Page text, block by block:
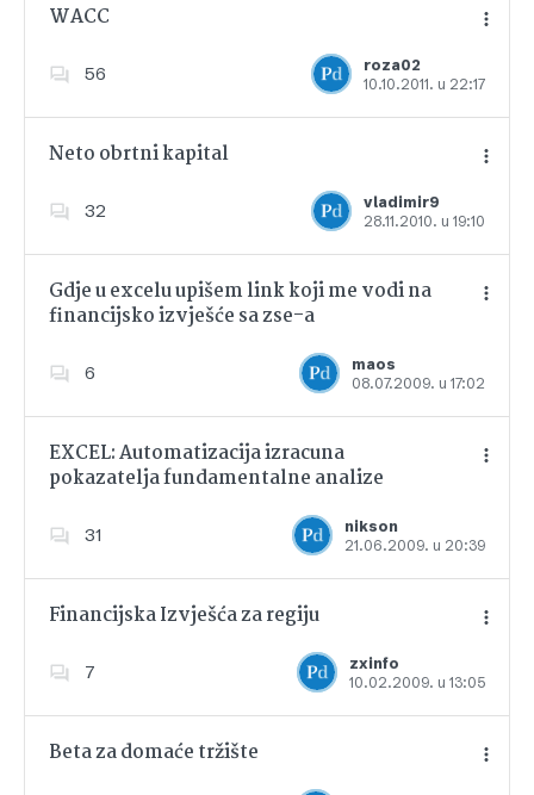
WACC
56
roza02
10.10.2011. u 22:17
Dodajte u favorite
Neto obrtni kapital
32
vladimir9
28.11.2010. u 19:10
Dodajte u favorite
Gdje u excelu upišem link koji me vodi na
financijsko izvješće sa zse-a
6
maos
08.07.2009. u 17:02
Dodajte u favorite
EXCEL: Automatizacija izracuna
pokazatelja fundamentalne analize
31
nikson
21.06.2009. u 20:39
Dodajte u favorite
Financijska Izvješća za regiju
7
zxinfo
10.02.2009. u 13:05
Dodajte u favorite
Beta za domaće tržište